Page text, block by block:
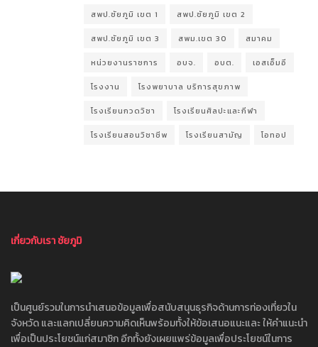
สพป.ชัยภูมิ เขต 1 สพป.ชัยภูมิ เขต 2
สพป.ชัยภูมิ เขต 3 สพม.เขต 30 สมาคม
หน่วยงานราชการ อบจ. อบต. เอสเอ็มอี
โรงงาน โรงพยาบาล บริการสุขภาพ
โรงเรียนกวดวิชา โรงเรียนศิลปะและกีฬา
โรงเรียนสอนวิชาชีพ โรงเรียนสามัญ โอทอป
เกี่ยวกับเรา ชัยภูมิ
เป็นศูนย์รวมในการนำเสนอข้อมูลเพื่อสนับสนุนธุรกิจด้านการท่องเที่ยวใน
จังหวัด และแลกเปลี่ยนความคิดเห็นพร้อมทั้งให้ข้อเสนอแนะและ ให้คำแนะนำ
เพื่อเป็นประโยชน์แก่สมาชิก อีกทั้งยังเผยแพร่ข้อมูลเพื่อประโยชน์ในการ